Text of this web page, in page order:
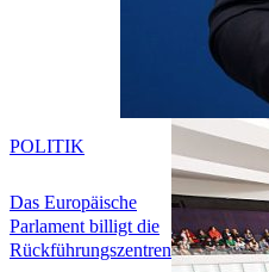
Das Europäische
Parlament billigt die
Rückführungszentren
POLITIK